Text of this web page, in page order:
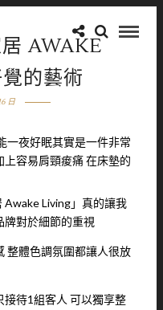
AWAKE
的藝術
日
一夜好眠其實是一件非常
容易肩頸痠痛 在床墊的
Living」真的讓我
牌對於細節的重視
整體色調氛圍都讓人很放
待1組客人 可以獨享整